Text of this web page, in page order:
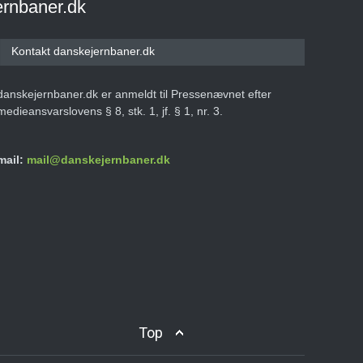
Kontakt danskejernbaner.dk
er anmeldt til Pressenævnet efter
§ 8, stk. 1, jf. § 1, nr. 3.
mail@danskejernbaner.dk
Top